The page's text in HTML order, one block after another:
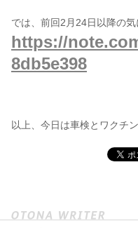
では、前回2月24日以降の
https://
8db5e398
以上、今日は車検とワクチ